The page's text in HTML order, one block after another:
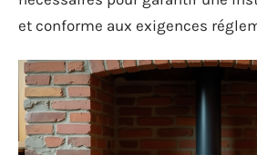
et conforme aux exigences